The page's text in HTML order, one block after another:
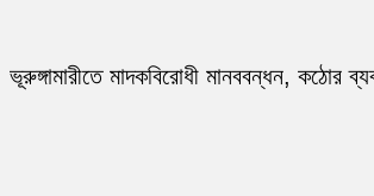
ভূরুঙ্গামারীতে মাদকবিরোধী মানববন্ধন, কঠোর